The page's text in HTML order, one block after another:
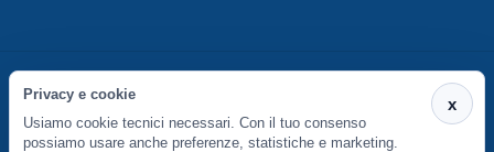
S. Maria in Gradi Società Cooperativa Sociale - Via
x
Privacy e cookie
Usiamo cookie tecnici necessari. Con il tuo consenso
possiamo usare anche preferenze, statistiche e marketing.